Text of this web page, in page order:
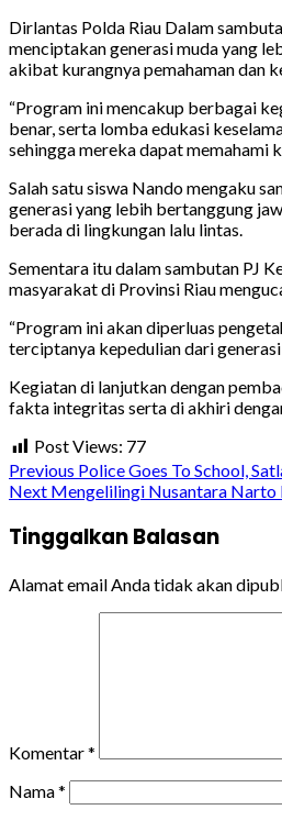
Dirlantas Polda Riau Dalam
menciptakan generasi muda yang
akibat kurangnya pemahaman dan
“Program ini mencakup berbagai
benar, serta lomba edukasi
sehingga mereka dapat memahami
Salah satu siswa Nando mengaku
generasi yang lebih bertanggung
berada di lingkungan lalu lintas.
Sementara itu dalam sambutan PJ
masyarakat di Provinsi Riau
“Program ini akan diperluas
terciptanya kepedulian dari
Kegiatan di lanjutkan dengan
fakta integritas serta di akhiri
Post Views: 77
Continue
Previous Police Goes To School,
Next Mengelilingi Nusantara Narto
Tinggalkan Balasan
Alamat email Anda tidak akan
Komentar*
Nama*